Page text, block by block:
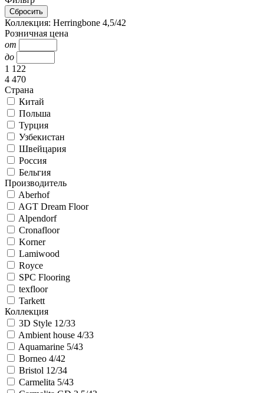
Коллекция: Herringbone 4,5/42
Розничная цена
от
до
1 122
4 470
Страна
Китай
Польша
Турция
Узбекистан
Швейцария
Россия
Бельгия
Производитель
Aberhof
AGT Dream Floor
Alpendorf
Cronafloor
Korner
Lamiwood
Royce
SPC Flooring
texfloor
Tarkett
Коллекция
3D Style 12/33
Ambient house 4/33
Aquamarine 5/43
Borneo 4/42
Bristol 12/34
Carmelita 5/43